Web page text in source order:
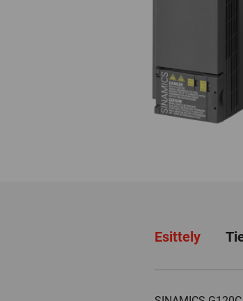
Esittely